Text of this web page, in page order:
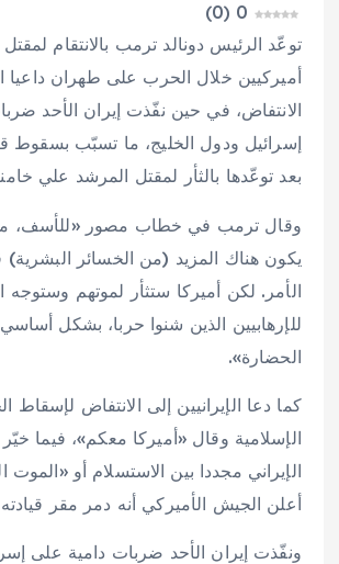
0
(
0
)
توعّد الرئيس دونالد ترمب بالانتقام لمقتل
أميركيين خلال الحرب على طهران داعيا
الانتفاض، في حين نفّذت إيران الأحد
إسرائيل ودول الخليج، ما تسبّب بسقوط
بعد توعّدها بالثأر لمقتل المرشد علي
وقال ترمب في خطاب مصور «للأسف،
يكون هناك المزيد (من الخسائر البشرية)
الأمر. لكن أميركا ستثأر لموتهم وستوجه
للإرهابيين الذين شنوا حربا، بشكل
الحضارة».
كما دعا الإيرانيين إلى الانتفاض لإسقاط
الإسلامية وقال «أميركا معكم»، فيما
الإيراني مجددا بين الاستسلام أو «الموت
أعلن الجيش الأميركي أنه دمر مقر
ونفّذت إيران الأحد ضربات دامية على